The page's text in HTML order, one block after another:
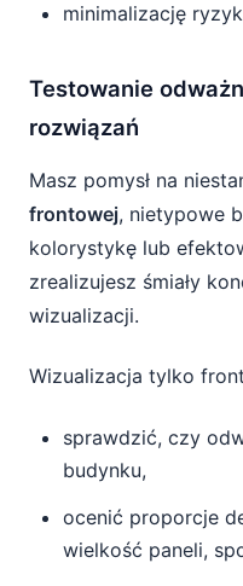
minimalizację
Testowanie
rozwiązań
Masz pomysł na
frontowej, nietypowe
kolorystykę lub
zrealizujesz śmiały
wizualizacji.
Wizualizacja tylko
sprawdzić, czy
budynku,
ocenić proporcje
wielkość paneli,